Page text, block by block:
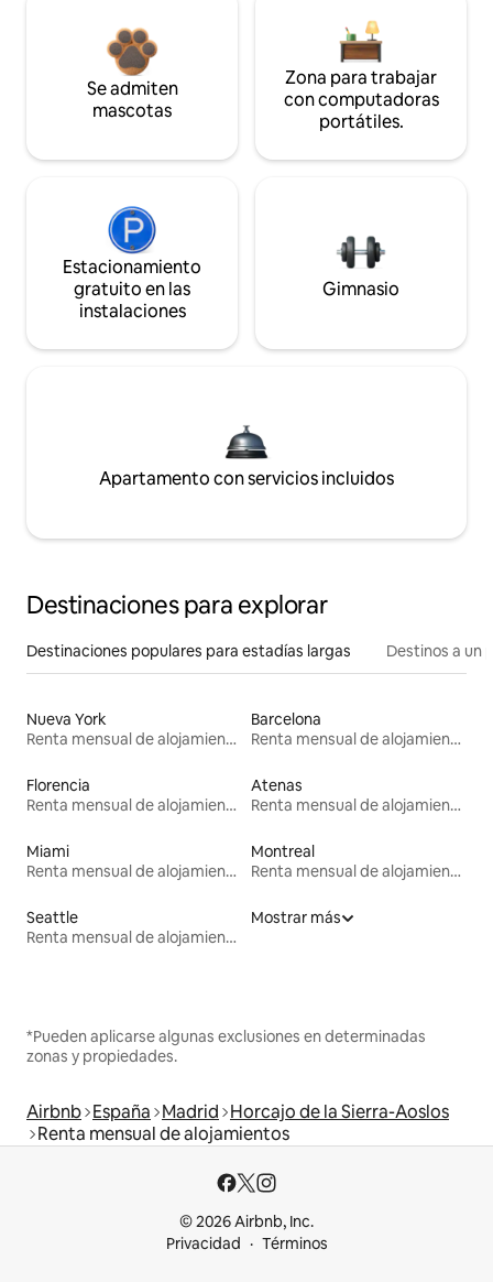
Se admiten
mascotas
Zona para trabajar
con computadoras
portátiles.
Estacionamiento
gratuito en las
instalaciones
Gimnasio
Apartamento con servicios incluidos
Destinaciones para explorar
Destinaciones populares para estadías largas Destinos a un
Nueva York
Renta mensual de alojamientos
Barcelona
Renta mensual de alojamientos
Florencia
Renta mensual de alojamientos
Atenas
Renta mensual de alojamientos
Miami
Renta mensual de alojamientos
Montreal
Renta mensual de alojamientos
Seattle
Renta mensual de alojamientos
Mostrar más
*Pueden aplicarse algunas exclusiones en determinadas
zonas y propiedades.
Airbnb España Madrid Horcajo de la Sierra-Aoslos
Renta mensual de alojamientos
© 2026 Airbnb, Inc.
Privacidad
Términos